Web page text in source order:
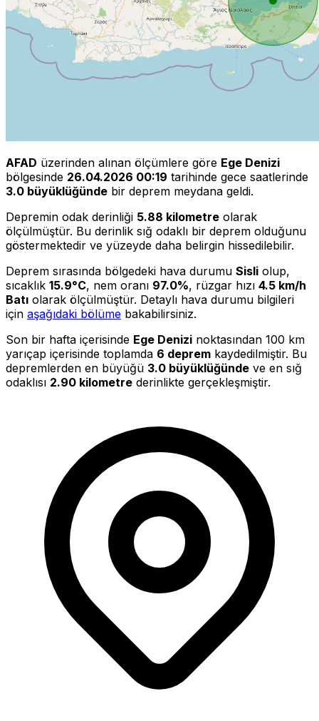
AFAD üzerinden alınan ölçümlere göre Ege Denizi
bölgesinde 26.04.2026 00:19 tarihinde gece saatlerinde
3.0 büyüklüğünde bir deprem meydana geldi.
Depremin odak derinliği 5.88 kilometre olarak
ölçülmüştür. Bu derinlik sığ odaklı bir deprem olduğunu
göstermektedir ve yüzeyde daha belirgin hissedilebilir.
Deprem sırasında bölgedeki hava durumu Sisli olup,
sıcaklık 15.9°C, nem oranı 97.0%, rüzgar hızı 4.5 km/h
Batı olarak ölçülmüştür. Detaylı hava durumu bilgileri
için aşağıdaki bölüme bakabilirsiniz.
Son bir hafta içerisinde Ege Denizi noktasından 100 km
yarıçap içerisinde toplamda 6 deprem kaydedilmiştir. Bu
depremlerden en büyüğü 3.0 büyüklüğünde ve en sığ
odaklısı 2.90 kilometre derinlikte gerçekleşmiştir.